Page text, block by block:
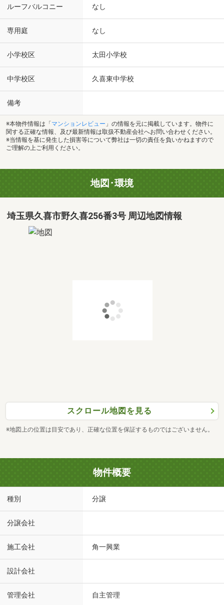
ルーフバルコニー なし
専用庭 なし
小学校区 太田小学校
中学校区 久喜東中学校
備考
※本物件情報は「 マンションレビュー 」の情報を元に掲載しています。物件に
関する正確な情報、及び最新情報は取扱不動産会社へお問い合わせください。
※当情報を基に発生した損害等について弊社は一切の責任を負いかねますので
ご理解の上ご利用ください。
地図･環境
埼玉県久喜市野久喜256番3号 周辺地図情報
スクロール地図を見る
※地図上の位置は目安であり、正確な位置を保証するものではございません。
物件概要
種別 分譲
分譲会社
施工会社 角一興業
設計会社
管理会社 自主管理